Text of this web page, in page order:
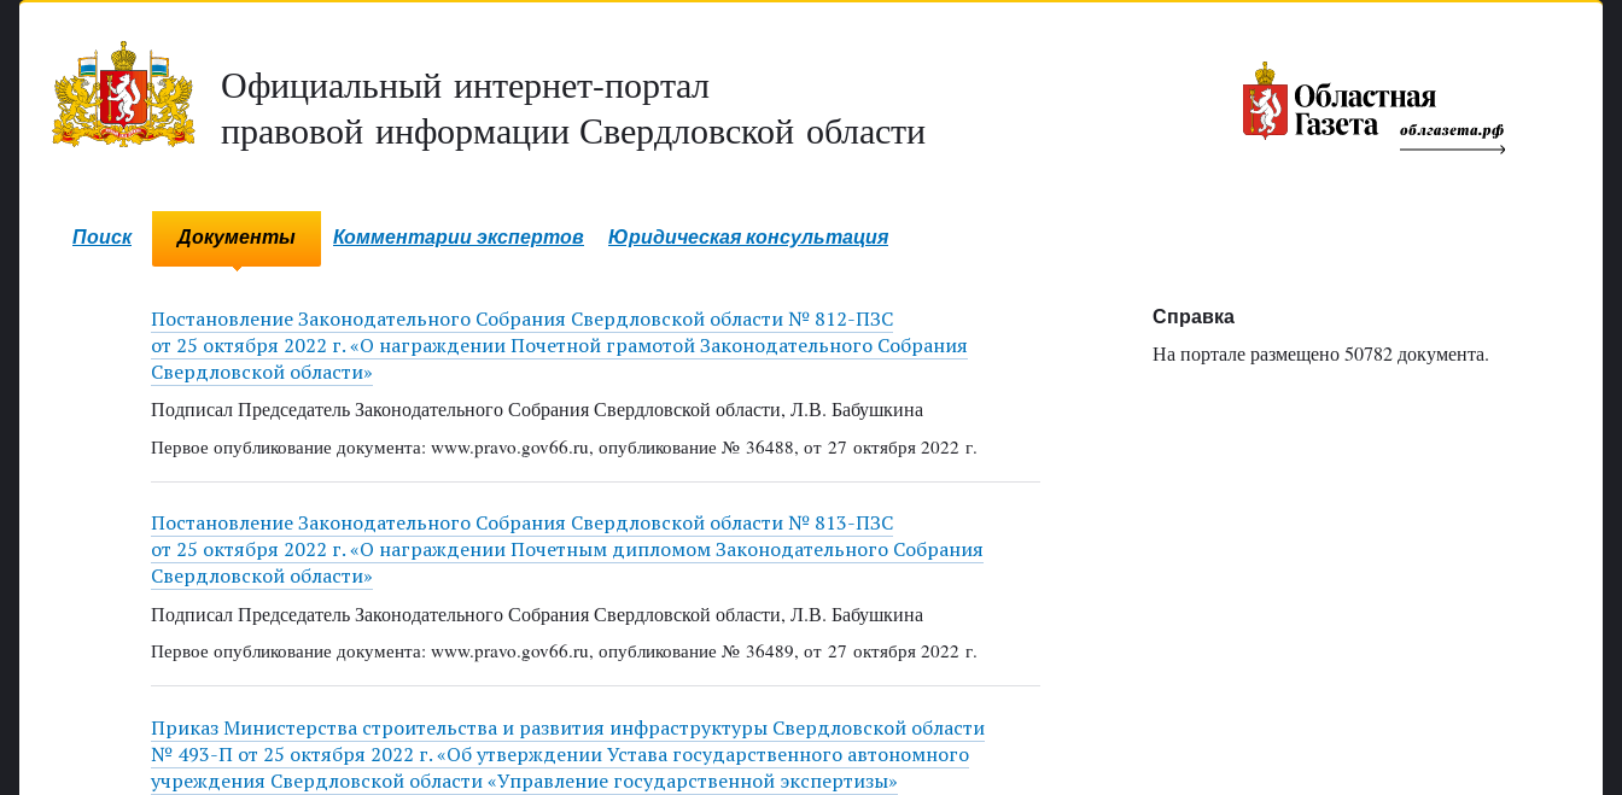
Официальный интернет-портал
правовой информации Свердловской области
Поиск Документы Комментарии экспертов Юридическая консультация
Постановление Законодательного Собрания Свердловской области № 812-ПЗС
от 25 октября 2022 г. «О награждении Почетной грамотой Законодательного Собрания
Свердловской области»
Подписал Председатель Законодательного Собрания Свердловской области, Л.В. Бабушкина
Первое опубликование документа: www.pravo.gov66.ru, опубликование № 36488, от 27 октября 2022 г.
Постановление Законодательного Собрания Свердловской области № 813-ПЗС
от 25 октября 2022 г. «О награждении Почетным дипломом Законодательного Собрания
Свердловской области»
Подписал Председатель Законодательного Собрания Свердловской области, Л.В. Бабушкина
Первое опубликование документа: www.pravo.gov66.ru, опубликование № 36489, от 27 октября 2022 г.
Приказ Министерства строительства и развития инфраструктуры Свердловской области
№ 493-П от 25 октября 2022 г. «Об утверждении Устава государственного автономного
учреждения Свердловской области «Управление государственной экспертизы»
Справка
На портале размещено 50782 документа.